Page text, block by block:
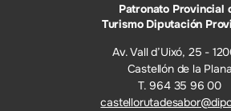
Patronato Provincial
Turismo Diputación
Av. Vall d’Uixó, 25 -
Castellón de la Plana
T. 964 35 96 00